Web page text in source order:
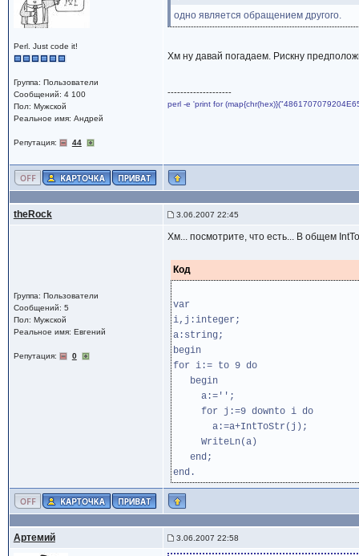
Perl. Just code it!
Группа: Пользователи
Сообщений: 4 100
Пол: Мужской
Реальное имя: Андрей
Репутация: 44
одно является обращением другого.
Хм ну давай погадаем. Рискну
--------------------
perl -e 'print for
theRock 3.06.2007 22:45
Группа: Пользователи
Сообщений: 5
Пол: Мужской
Реальное имя: Евгений
Репутация: 0
Хм... посмотрите, что есть... В общем
Код
var
i,j:integer;
a:string;
begin
for i:= to 9 do
begin
a:='';
for j:=9 downto i do
a:=a+IntToStr(j);
WriteLn(a)
end;
end.
Артемий 3.06.2007 22:58